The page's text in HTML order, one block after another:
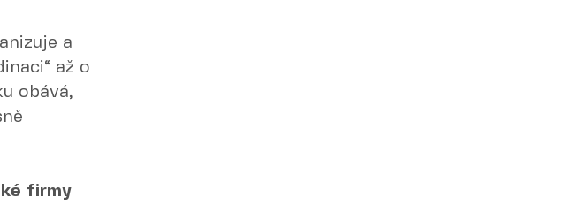
a
až o
obává,
firmy